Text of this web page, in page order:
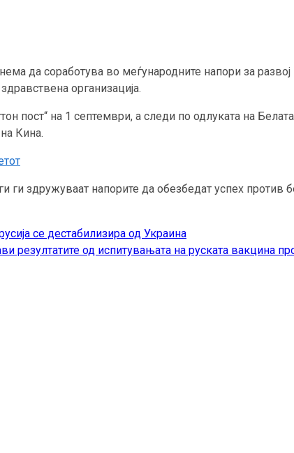
да соработува во меѓународните напори за
организација.
пост“ на 1 септември, а следи по одлуката на
Кина.
здружуваат напорите да обезбедат успех против
се дестабилизира од Украина
резултатите од испитувањата на руската вакцина